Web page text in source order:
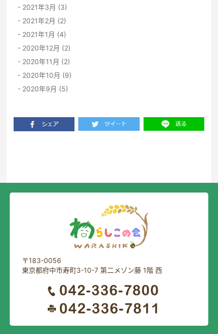
2021年3月 (3)
2021年2月 (2)
2021年1月 (4)
2020年12月 (2)
2020年11月 (2)
2020年10月 (9)
2020年9月 (5)
〒183-0056
東京都府中市寿町3-10-7 第二メゾン藤 1階 西